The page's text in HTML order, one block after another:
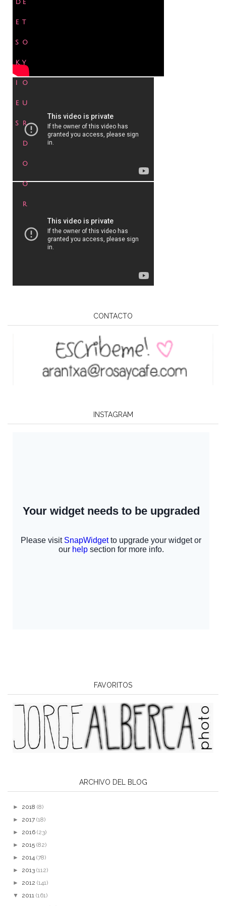
d
e
s
k
i
e
s
e
t
o
y
o
u
r
d
o
o
r
CONTACTO
INSTAGRAM
FAVORITOS
ARCHIVO DEL BLOG
► 2018 (8)
► 2017 (18)
► 2016 (23)
► 2015 (82)
► 2014 (78)
► 2013 (112)
► 2012 (141)
▼ 2011 (161)